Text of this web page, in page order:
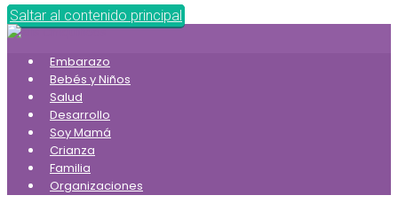
Saltar al contenido principal
Embarazo
Bebés y Niños
Salud
Desarrollo
Soy Mamá
Crianza
Familia
Organizaciones